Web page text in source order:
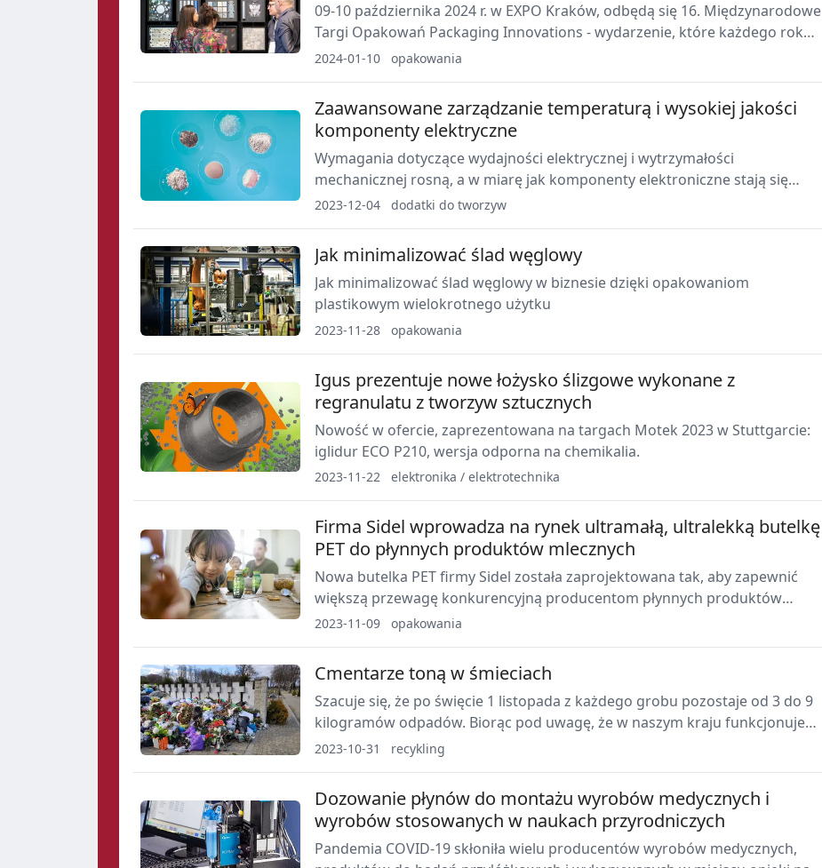
09-10 października 2024 r. w EXPO Kraków, odbędą się 16. Międzynarodowe
Targi Opakowań Packaging Innovations - wydarzenie, które każdego roku
odwiedzają tysiące gości z Polski i zagranicy.
2024-01-10 opakowania
Zaawansowane zarządzanie temperaturą i wysokiej jakości
komponenty elektryczne
Wymagania dotyczące wydajności elektrycznej i wytrzymałości
mechanicznej rosną, a w miarę jak komponenty elektroniczne stają się
coraz mniejsze, pojawiają się również zupełnie nowe wyzwania.
2023-12-04 dodatki do tworzyw
Jak minimalizować ślad węglowy
Jak minimalizować ślad węglowy w biznesie dzięki opakowaniom
plastikowym wielokrotnego użytku
2023-11-28 opakowania
Igus prezentuje nowe łożysko ślizgowe wykonane z
regranulatu z tworzyw sztucznych
Nowość w ofercie, zaprezentowana na targach Motek 2023 w Stuttgarcie:
iglidur ECO P210, wersja odporna na chemikalia.
2023-11-22 elektronika / elektrotechnika
Firma Sidel wprowadza na rynek ultramałą, ultralekką butelkę
PET do płynnych produktów mlecznych
Nowa butelka PET firmy Sidel została zaprojektowana tak, aby zapewnić
większą przewagę konkurencyjną producentom płynnych produktów
mlecznych.
2023-11-09 opakowania
Cmentarze toną w śmieciach
Szacuje się, że po święcie 1 listopada z każdego grobu pozostaje od 3 do 9
kilogramów odpadów. Biorąc pod uwagę, że w naszym kraju funkcjonuje
około 13 tysięcy cmentarzy, gromadzona jest na nich ogromna ilość
2023-10-31 recykling
Dozowanie płynów do montażu wyrobów medycznych i
wyrobów stosowanych w naukach przyrodniczych
Pandemia COVID-19 skłoniła wielu producentów wyrobów medycznych,